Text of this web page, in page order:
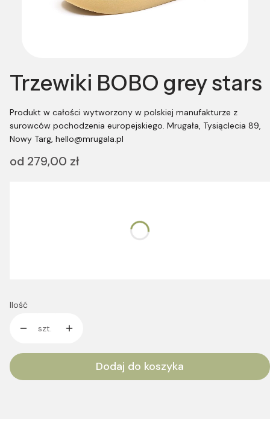
Trzewiki BOBO grey stars
Produkt w całości wytworzony w polskiej manufakturze z
surowców pochodzenia europejskiego. Mrugała, Tysiąclecia 89,
Nowy Targ, hello@mrugala.pl
Cena
od 279,00 zł
Ilość
szt.
Dodaj do koszyka